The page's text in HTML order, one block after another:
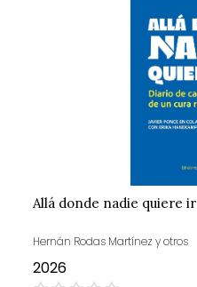
Allá donde nadie quiere ir
Hernán Rodas Martínez y otros
2026